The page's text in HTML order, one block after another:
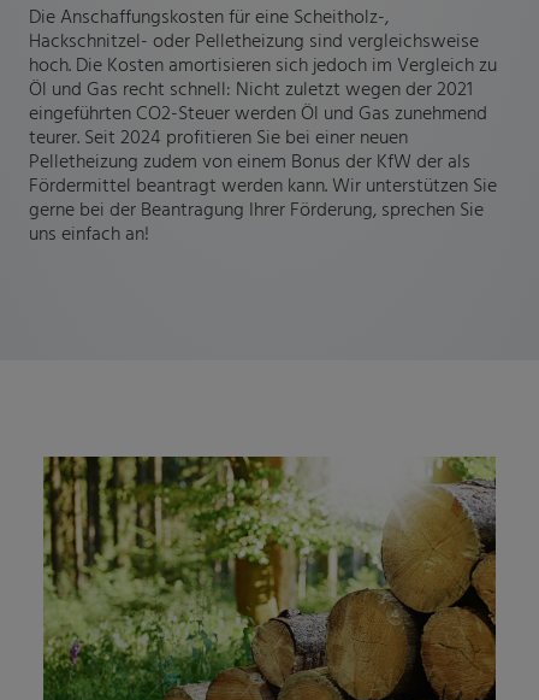
Die Anschaffungskosten für eine Scheitholz-,
Hackschnitzel- oder Pelletheizung sind vergleichsweise
hoch. Die Kosten amortisieren sich jedoch im Vergleich zu
Öl und Gas recht schnell: Nicht zuletzt wegen der 2021
eingeführten CO2-Steuer werden Öl und Gas zunehmend
teurer. Seit 2024 profitieren Sie bei einer neuen
Pelletheizung zudem von einem Bonus der KfW der als
Fördermittel beantragt werden kann. Wir unterstützen Sie
gerne bei der Beantragung Ihrer Förderung, sprechen Sie
uns einfach an!